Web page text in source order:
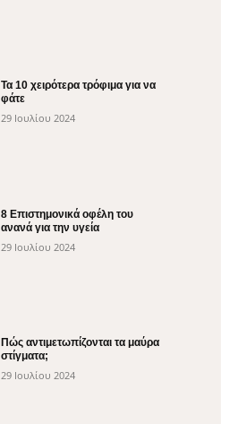
Τα 10 χειρότερα τρόφιμα για να
φάτε
29 Ιουλίου 2024
8 Επιστημονικά οφέλη του
ανανά για την υγεία
29 Ιουλίου 2024
Πώς αντιμετωπίζονται τα μαύρα
στίγματα;
29 Ιουλίου 2024